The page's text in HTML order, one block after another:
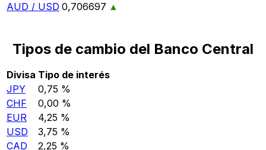
AUD / USD 0,706697 ▲
Tipos de cambio del Banco Central
Divisa Tipo de interés
JPY
0,75 %
CHF
0,00 %
EUR
4,25 %
USD
3,75 %
CAD
2,25 %